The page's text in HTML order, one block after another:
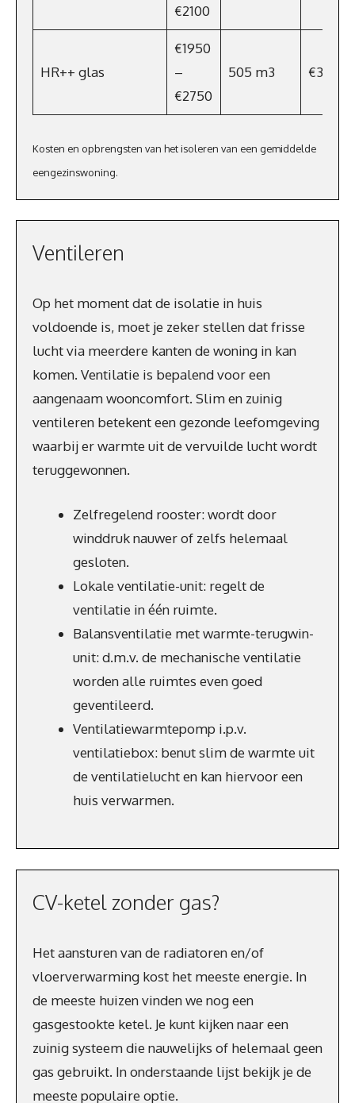
€2100
HR++ glas
€1950
–
€2750
505 m3
Kosten en opbrengsten van het isoleren van een gemiddelde
eengezinswoning.
Ventileren
Op het moment dat de isolatie in huis
voldoende is, moet je zeker stellen dat frisse
lucht via meerdere kanten de woning in kan
komen. Ventilatie is bepalend voor een
aangenaam wooncomfort. Slim en zuinig
ventileren betekent een gezonde leefomgeving
waarbij er warmte uit de vervuilde lucht wordt
teruggewonnen.
Zelfregelend rooster: wordt door
winddruk nauwer of zelfs helemaal
gesloten.
Lokale ventilatie-unit: regelt de
ventilatie in één ruimte.
Balansventilatie met warmte-terugwin-
unit: d.m.v. de mechanische ventilatie
worden alle ruimtes even goed
geventileerd.
Ventilatiewarmtepomp i.p.v.
ventilatiebox: benut slim de warmte uit
de ventilatielucht en kan hiervoor een
huis verwarmen.
CV-ketel zonder gas?
Het aansturen van de radiatoren en/of
vloerverwarming kost het meeste energie. In
de meeste huizen vinden we nog een
gasgestookte ketel. Je kunt kijken naar een
zuinig systeem die nauwelijks of helemaal geen
gas gebruikt. In onderstaande lijst bekijk je de
meeste populaire optie.